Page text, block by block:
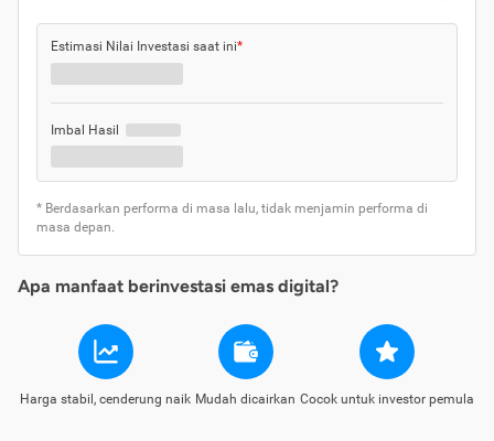
Estimasi Nilai Investasi saat ini*
Imbal Hasil
* Berdasarkan performa di masa lalu, tidak menjamin performa di
masa depan.
Apa manfaat berinvestasi emas digital?
Harga stabil, cenderung naik Mudah dicairkan Cocok untuk investor pemula